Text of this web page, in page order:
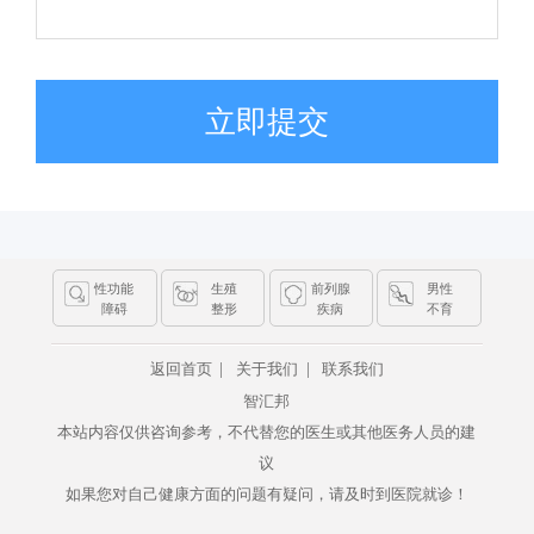
立即提交
性功能
障碍
生殖
整形
前列腺
疾病
男性
不育
返回首页 | 关于我们 |
联系我们
智汇邦
本站内容仅供咨询参考，不代替您的医生或其他医务人员的建
议
如果您对自己健康方面的问题有疑问，请及时到医院就诊！